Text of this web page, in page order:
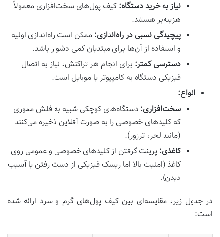
نیاز به خرید دستگاه: کیف پول‌های سخت‌افزاری معمولاً
هزینه‌بر هستند.
پیچیدگی نسبی در راه‌اندازی: ممکن است راه‌اندازی اولیه
و استفاده از آن‌ها برای مبتدیان کمی دشوار باشد.
دسترسی کمتر: برای انجام هر تراکنش، نیاز به اتصال
فیزیکی دستگاه به کامپیوتر یا موبایل است.
انواع:
سخت‌افزاری: دستگاه‌های کوچکی شبیه به فلش مموری
که کلیدهای خصوصی را به صورت آفلاین ذخیره می‌کنند
(مانند لجر، ترزور).
کاغذی: پرینت گرفتن از کلیدهای خصوصی و عمومی روی
کاغذ (امنیت بالا اما ریسک فیزیکی از دست رفتن یا آسیب
دیدن).
در جدول زیر، مقایسه‌ای بین کیف پول‌های گرم و سرد ارائه شده
است: